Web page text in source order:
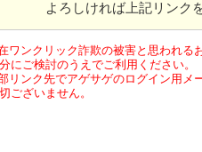
よろしければ上記リンク
ワンクリック詐欺の被害と思われる
にご検討のうえでご利用ください。
リンク先でアゲサゲのログイン用メ
ございません。